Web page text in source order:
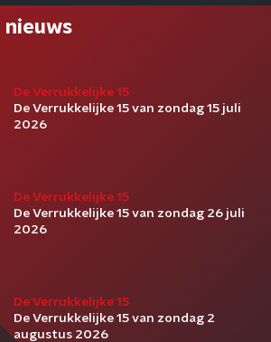
nieuws
De Verrukkelijke 15
De Verrukkelijke 15 van zondag 15 juli
2026
De Verrukkelijke 15
De Verrukkelijke 15 van zondag 26 juli
2026
De Verrukkelijke 15
De Verrukkelijke 15 van zondag 2
augustus 2026